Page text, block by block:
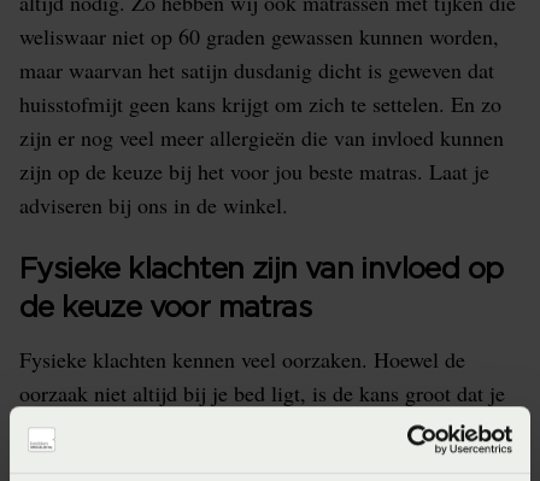
weliswaar niet op 60 graden gewassen kunnen worden,
maar waarvan het satijn dusdanig dicht is geweven dat
huisstofmijt geen kans krijgt om zich te settelen. En zo
zijn er nog veel meer allergieën die van invloed kunnen
zijn op de keuze bij het voor jou beste matras. Laat je
adviseren bij ons in de winkel.
Fysieke klachten zijn van invloed op
de keuze voor matras
Fysieke klachten kennen veel oorzaken. Hoewel de
oorzaak niet altijd bij je bed ligt, is de kans groot dat je
met de aankoop van een nieuw matras wel serieuze
verbetering krijgt in je slaapsituatie en daarmee